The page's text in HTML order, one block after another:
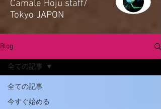
​Camale Hoju staff/
Tokyo JAPON
Blog
全ての記事
今すぐ始める
全ての記事